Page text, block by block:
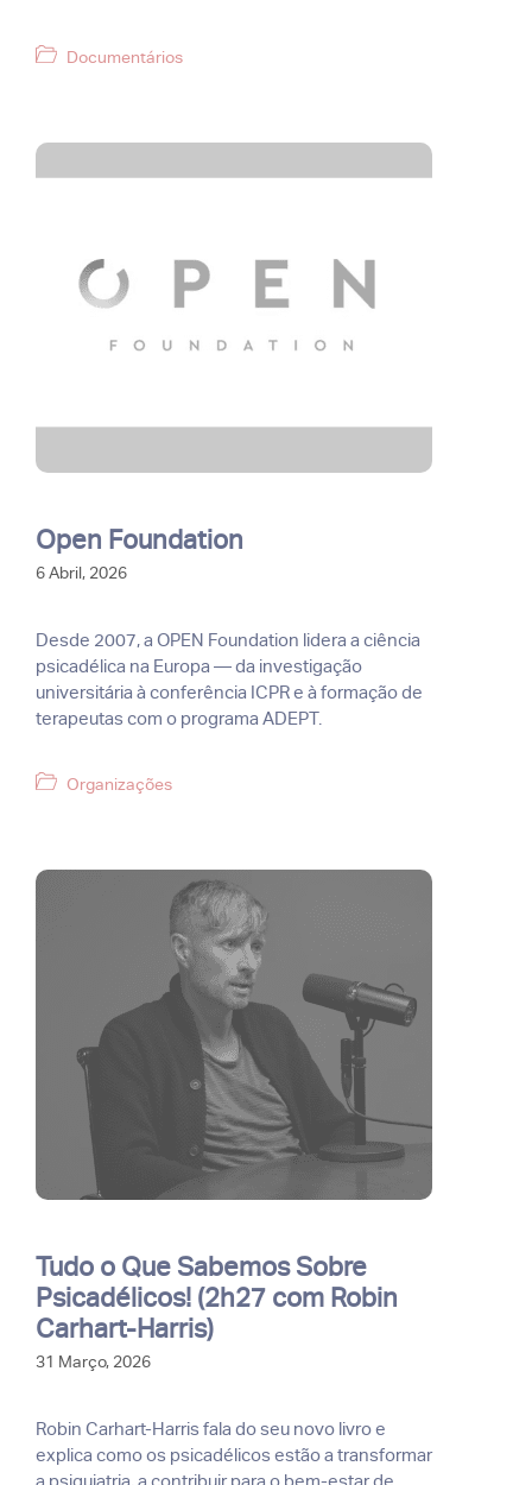
Categorias
Documentários
Open Foundation
6 Abril, 2026
Desde 2007, a OPEN Foundation lidera a ciência
psicadélica na Europa — da investigação
universitária à conferência ICPR e à formação de
terapeutas com o programa ADEPT.
Categorias
Organizações
Tudo o Que Sabemos Sobre
Psicadélicos! (2h27 com Robin
Carhart-Harris)
31 Março, 2026
Robin Carhart-Harris fala do seu novo livro e
explica como os psicadélicos estão a transformar